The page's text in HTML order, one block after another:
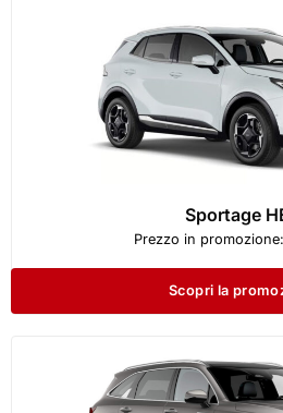
Sportage
Prezzo in promozione:
Scopri la